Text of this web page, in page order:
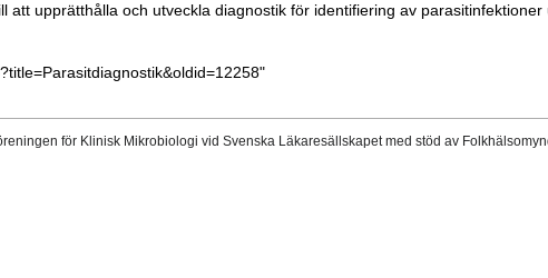
upprätthålla och utveckla diagnostik för identifiering av
"
för Klinisk Mikrobiologi vid Svenska Läkaresällskapet med stöd av